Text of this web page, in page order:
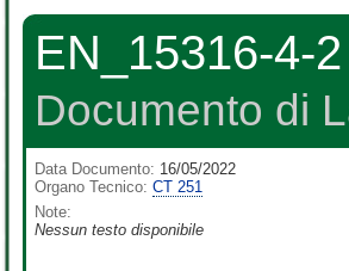
EN_15316-4-
Documento di
Data Documento: 16/05/2022
Organo Tecnico: CT 251
Note:
Nessun testo disponibile